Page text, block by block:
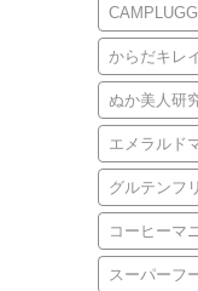
からだキレ
ぬか美人研
エメラルド
グルテンフ
コーヒーマ
スーパーフ